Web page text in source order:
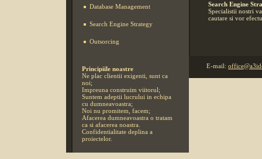
Database Management
Search Engine Strategy
Outsorcing
Principiile noastre
Ne plac clientii exigenti, sunt ca
noi;
Impreuna construim viitorul;
Suntem adeptii lucrului in echipa
cu dumneavoastra;
Noi nu promitem, facem;
Afacerea dumneavoastra o tratam
ca si afacerea noastra.
Confidentialitate deplina a
proiectelor.
Search Engine
Specialistii nostri
cautare si vor
E-mail: